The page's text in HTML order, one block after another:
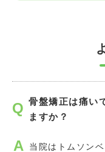
骨盤矯正は痛い
ますか？
当院はトムソン